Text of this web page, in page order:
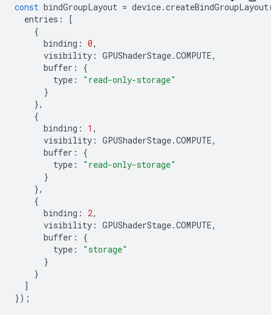
const bindGroupLayout = device.createBindGroupLayout
entries :
[
{
binding : 0,
visibility : GPUShaderStage.COMPUTE,
buffer :
{
type :
"read-only-storage"
}
},
{
binding : 1 ,
visibility : GPUShaderStage.COMPUTE,
buffer :
{
type :
"read-only-storage"
}
},
{
binding : 2,
visibility : GPUShaderStage.COMPUTE,
buffer :
{
type :
"storage"
}
}
]
});